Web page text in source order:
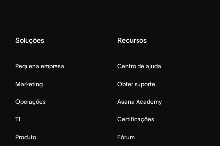
Soluções
Pequena empresa
Marketing
Operações
TI
Produto
Recursos
Centro de ajuda
Obter suporte
Asana Academy
Certificações
Fórum